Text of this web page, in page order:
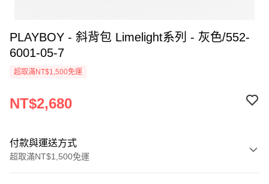
PLAYBOY - 斜背包 Limelight系列 - 灰色/552-
6001-05-7
超取滿NT$1,500免運
NT$2,680
付款與運送方式
超取滿NT$1,500免運